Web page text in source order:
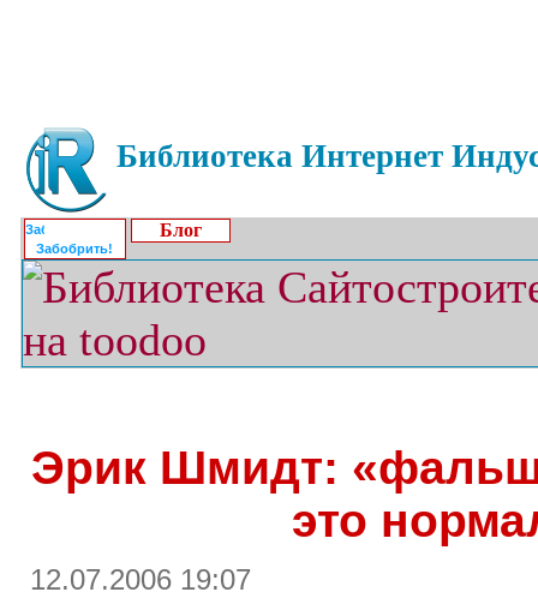
Библиотека Интернет
Забобрить!
Блог
Эрик Шмидт:
это
12.07.2006 19:07